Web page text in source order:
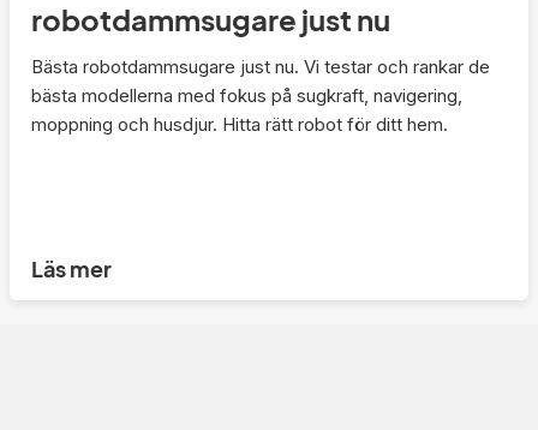
robotdammsugare just nu
Bästa robotdammsugare just nu. Vi testar och rankar de
bästa modellerna med fokus på sugkraft, navigering,
moppning och husdjur. Hitta rätt robot för ditt hem.
Läs mer